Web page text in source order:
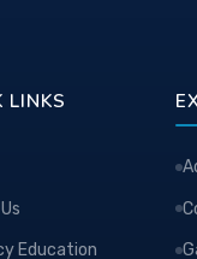
LINKS
Education